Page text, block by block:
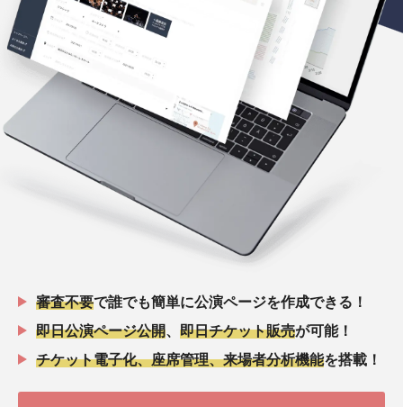
審査不要で誰でも簡単に公演ページを作成できる！
即日公演ページ公開、 即日チケット販売が可能！
チケット電子化、座席管理、来場者分析機能を搭載！